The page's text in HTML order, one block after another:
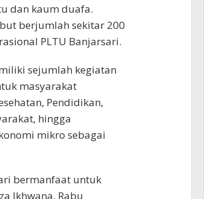
dan kaum duafa.
berjumlah sekitar 200
PLTU Banjarsari.
sejumlah kegiatan
masyarakat
Pendidikan,
hingga
mikro sebagai
bermanfaat untuk
Ikhwana, Rabu